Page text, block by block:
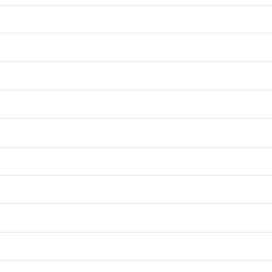
(öldükten sonra dirilmeyi inkâr eden kâfirleri)
Sonra onları muhakkak Cehennem’in etrafında dizleri
şeytanlarla beraber mutlaka diriltipkaldıracağız ve
dizüstü hazır bulunduracağız.
muhakkak surette onları şeytanlarla birlikte mahşerde
çevresinde hazır bulunduracağız.
toplayacağız. Sonra onları cehennemin
(öldükten sonra dirilmeyi inkâr eden kâfirleri) şeytanları
Sonra onları muhakkak cehennemin etrafında dizleri
onları peşlerinden gittikleri şeytanları ile birlikte biraraya
toplayacağız.
şeytanları da mutlaka haşredeceğiz, sonra onları
ki biz onları da, şeytanları da elbette ve elbette
etrafında diz üstü haazır tutacağız.
da, şeytanları da beraber mutlaka haşr edeceğiz. Sonra